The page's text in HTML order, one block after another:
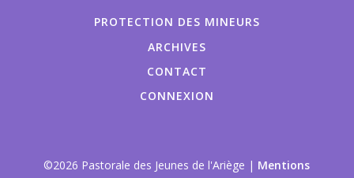
PROTECTION DES MINEURS
ARCHIVES
CONTACT
CONNEXION
©2026 Pastorale des Jeunes de l'Ariège | Mentions